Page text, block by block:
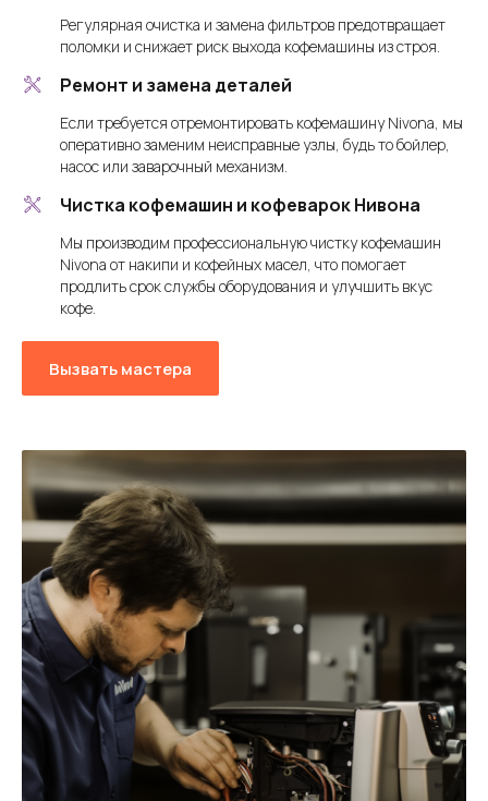
Регулярная очистка и замена фильтров предотвращает
поломки и снижает риск выхода кофемашины из строя.
Ремонт и замена деталей
Если требуется отремонтировать кофемашину Nivona, мы
оперативно заменим неисправные узлы, будь то бойлер,
насос или заварочный механизм.
Чистка кофемашин и кофеварок Нивона
Мы производим профессиональную чистку кофемашин
Nivona от накипи и кофейных масел, что помогает
продлить срок службы оборудования и улучшить вкус
кофе.
Вызвать мастера